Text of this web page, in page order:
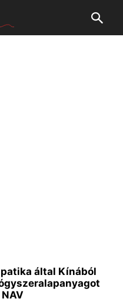
által Kínából